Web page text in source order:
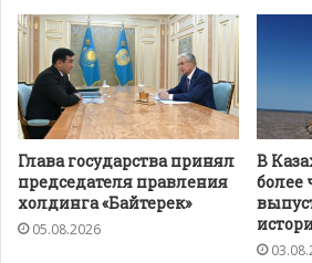
Глава государства принял
председателя правления
холдинга «Байтерек»
05.08.2026
В
более